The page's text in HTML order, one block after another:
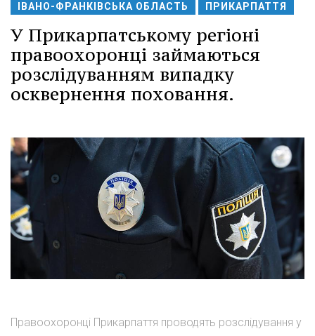
ІВАНО-ФРАНКІВСЬКА ОБЛАСТЬ ПРИКАРПАТТЯ
У Прикарпатському регіоні
правоохоронці займаються
розслідуванням випадку
осквернення поховання.
Правоохоронці Прикарпаття проводять розслідування у